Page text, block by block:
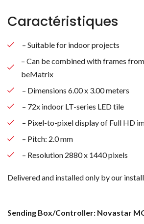
Caractéristiques
– Suitable for indoor projects
– Can be combined with frames
beMatrix
– Dimensions 6.00 x 3.00 meters
– 72x indoor LT-series LED tile
– Pixel-to-pixel display of Full HD
– Pitch: 2.0 mm
– Resolution 2880 x 1440 pixels
Delivered and installed only by our
Sending Box/Controller: Novastar